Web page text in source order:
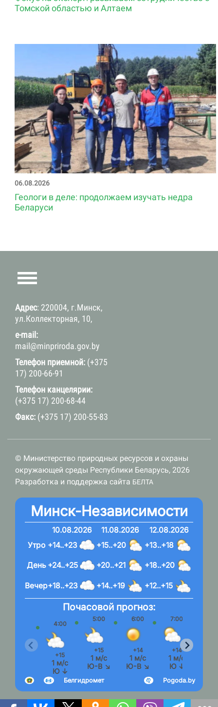
Томской областью и Алтаем
06.08.2026
Геологи в деле: продолжаем изучать недра
Беларуси
Адрес: 220004, г.Минск,
ул.Коллекторная, 10,
e-mail:
mail@minpriroda.gov.by
Телефон приемной: (+375
17) 200-66-91
Телефон канцелярии:
(+375 17) 200-68-44
Факс: (+375 17) 200-55-83
© Министерство природных ресурсов и охраны
окружающей среды Республики Беларусь, 2026
Разработка и поддержка сайта БЕЛТА
Минск-Независимости
10.08.2026
+14..+23
+24..+25
+18..+23
11.08.2026
+15..+20
+20..+21
+14..+19
12.08.2026
+13..+18
+18..+20
+12..+15
Вечер
День
Утро
Почасовой прогноз:
4:00
+15
1 м/с
Ю ↓
5:00
+15
1 м/с
Ю-В ↘
6:00
+14
1 м/с
Ю-В ↘
7:00
+14
1 м/с
Ю ↓
Pogoda.by
Белгидромет